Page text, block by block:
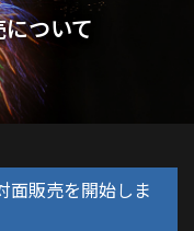
ついて
面販売を開始しま